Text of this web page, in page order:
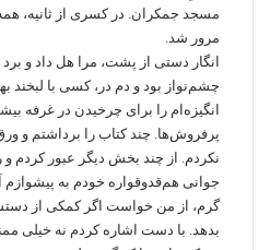
مسجد جمکران. در کسری از ثانیه،
مرور شد.
انگار دستی از پشت، مرا هل داد و
چشم‌نواز بود و دم در، کسی با لبخند
انگیزه‌ام را برای چرخیدن در غرفه
پرفروش‌ها. چند کتاب را برداشتم و
نکردم. از چند بخش دیگر عبور کردم
جوانی هم‌قدوقواره خودم به پیشوازم
گرم، از من خواست اگر کمکی از دستش
بدهد. با دست اشاره کردم نه خیلی